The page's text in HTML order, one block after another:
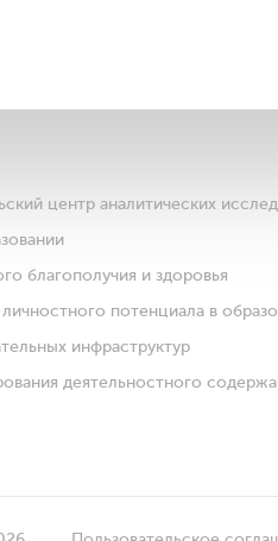
центр аналитических
благополучия и здоровья
потенциала в
инфраструктур
деятельностного